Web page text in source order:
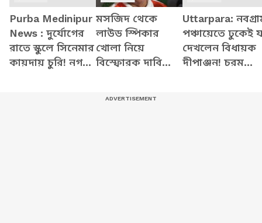
Purba Medinipur
News : দুর্যোগের
রাতে স্কুলে সিনেমার
কায়দায় চুরি! নগদ
মসজিদ থেকে
লাউড স্পিকার
খোলা নিয়ে
বিস্ফোরক দাবি
Uttarpara:
পঞ্চায়েতে ঢুকেই
দেখলেন বিধায়ক
দীপাঞ্জন! চরম